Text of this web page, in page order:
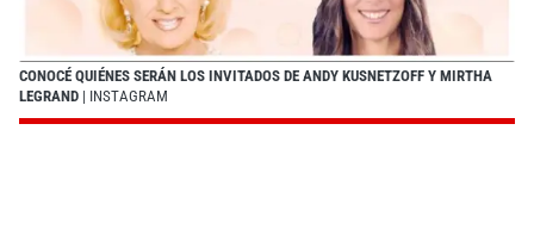
CONOCÉ QUIÉNES SERÁN LOS INVITADOS DE ANDY KUSNETZOFF Y MIRTHA
LEGRAND | INSTAGRAM